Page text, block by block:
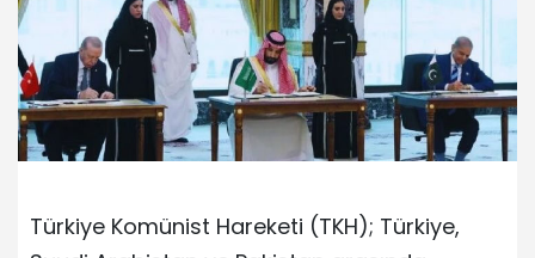
Türkiye Komünist Hareketi (TKH); Türkiye,